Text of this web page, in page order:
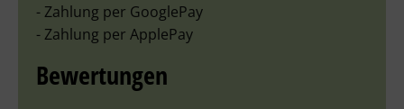
- Zahlung per GooglePay
- Zahlung per ApplePay
Bewertungen